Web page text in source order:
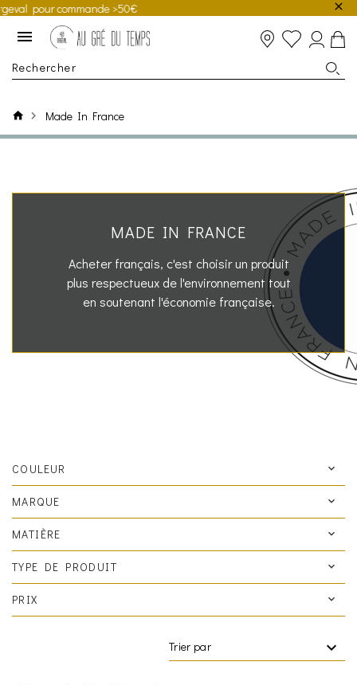
commande >50€
Made In France
MADE IN FRANCE
Acheter français, c'est choisir un produit
plus respectueux de l'environnement tout
en soutenant l'économie française.
COULEUR
MARQUE
MATIÈRE
TYPE DE PRODUIT
PRIX
Trier par